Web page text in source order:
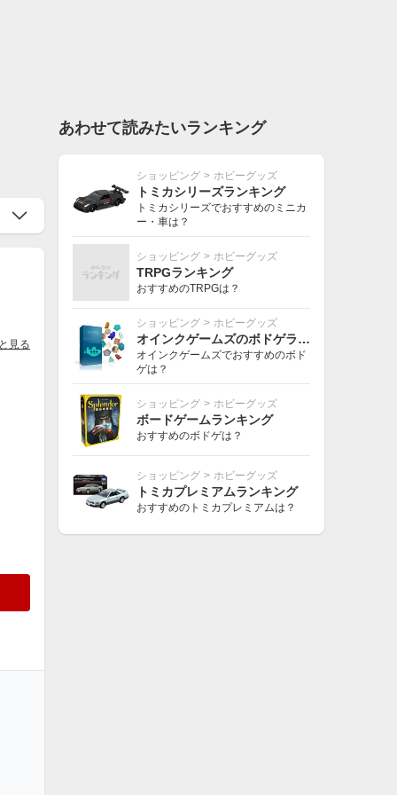
見る
あわせて読みたいランキング
ショッピング > ホビーグッズ
トミカシリーズランキング
トミカシリーズでおすすめのミニカ
ー・車は？
ショッピング > ホビーグッズ
TRPGランキング
おすすめのTRPGは？
ショッピング > ホビーグッズ
オインクゲームズのボドゲランキング
オインクゲームズでおすすめのボド
ゲは？
ショッピング > ホビーグッズ
ボードゲームランキング
おすすめのボドゲは？
ショッピング > ホビーグッズ
トミカプレミアムランキング
おすすめのトミカプレミアムは？